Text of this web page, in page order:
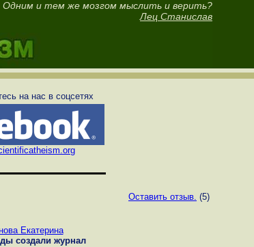
Одним и тем же мозгом мыслить и верить?
Лец Станислав
на нас в соцсетях
Оставить отзыв. (5)
Екатерина
создали журнал